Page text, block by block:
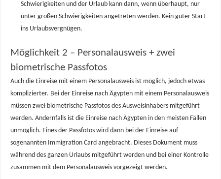
Schwierigkeiten und der Urlaub kann dann, wenn überhaupt, nur
unter großen Schwierigkeiten angetreten werden. Kein guter Start
ins Urlaubsvergnügen.
Möglichkeit 2 – Personalausweis + zwei
biometrische Passfotos
Auch die Einreise mit einem Personalausweis ist möglich, jedoch etwas
komplizierter. Bei der Einreise nach Ägypten mit einem Personalausweis
müssen zwei biometrische Passfotos des Ausweisinhabers mitgeführt
werden. Andernfalls ist die Einreise nach Ägypten in den meisten Fällen
unmöglich. Eines der Passfotos wird dann bei der Einreise auf
sogenannten Immigration Card angebracht. Dieses Dokument muss
während des ganzen Urlaubs mitgeführt werden und bei einer Kontrolle
zusammen mit dem Personalausweis vorgezeigt werden.